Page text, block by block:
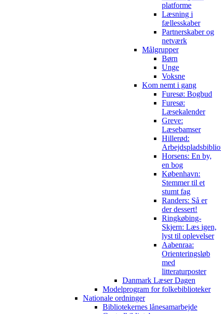
platforme
Læsning i
fællesskaber
Partnerskaber og
netværk
Målgrupper
Børn
Unge
Voksne
Kom nemt i gang
Furesø: Bogbud
Furesø:
Læsekalender
Greve:
Læsebamser
Hillerød:
Horsens: En by,
en bog
København:
Stemmer til et
stumt fag
Randers: Så er
der dessert!
Ringkøbing-
Skjern: Læs igen,
lyst til oplevelser
Aabenraa:
Orienteringsløb
med
litteraturposter
Danmark Læser Dagen
Modelprogram for folkebiblioteker
Nationale ordninger
Bibliotekernes lånesamarbejde